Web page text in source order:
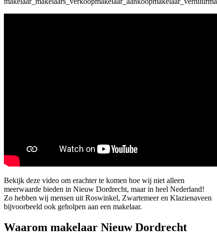
Bekijk deze video om erachter te komen hoe wij niet alleen
meerwaarde bieden in Nieuw Dordrecht, maar in heel Nederland!
Zo hebben wij mensen uit Roswinkel, Zwartemeer en Klazienaveen
bijvoorbeeld ook geholpen aan een makelaar.
Waarom makelaar Nieuw Dordrecht